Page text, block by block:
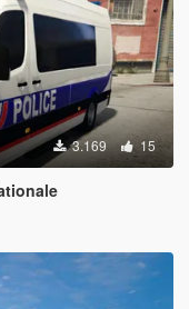
3.169 15